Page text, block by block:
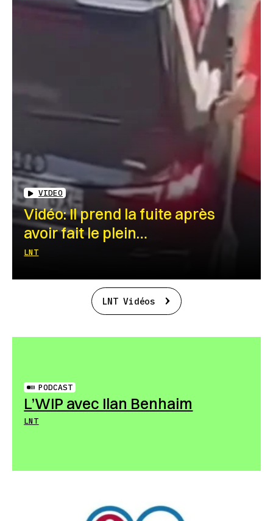
VIDEO
Vidéo: Il prend la fuite après
avoir fait le plein…
LNT
LNT Vidéos
PODCAST
L’WIP avec Ilan Benhaim
LNT